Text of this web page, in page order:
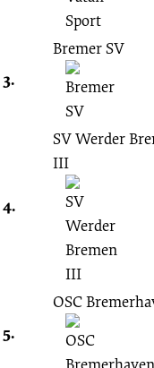
2002/2003
Bremen)
3.
Bremer SV
4.
SV Werder
III
5.
OSC